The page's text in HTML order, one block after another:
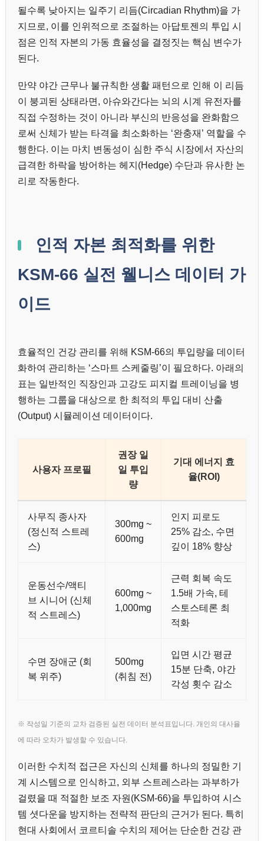
될수록 낮아지는 일주기 리듬(Circadian Rhythm)을 가
지므로, 이를 인위적으로 조절하는 아답토젠의 투입 시
점은 인적 자본의 가동 효율성을 결정짓는 핵심 변수가
된다.
만약 야간 근무나 불규칙한 생활 패턴으로 인해 이 리듬
이 붕괴된 상태라면, 아슈와간다는 뇌의 시계 유전자를
직접 수정하는 것이 아니라 부신의 반응성을 완화함으
로써 신체가 받는 타격을 최소화하는 ‘완충재’ 역할을 수
행한다. 이는 마치 변동성이 심한 주식 시장에서 자산의
급격한 하락을 방어하는 헤지(Hedge) 수단과 유사한 논
리로 작동한다.
인적 자본 최적화를 위한
KSM-66 실전 웰니스 데이터 가
이드
효율적인 건강 관리를 위해 KSM-66의 투입량을 데이터
화하여 관리하는 ‘스마트 스케줄링’이 필요하다. 아래의
표는 일반적인 직장인과 고강도 피지컬 트레이닝을 병
행하는 그룹을 대상으로 한 최적의 투입 대비 산출
(Output) 시뮬레이션 데이터이다.
사용자 프로필
권장 일
일 투입
량
기대 에너지 효
율(ROI)
사무직 종사자
(정신적 스트레
스)
300mg ~
600mg
인지 피로도
25% 감소, 수면
깊이 18% 향상
운동선수/액티
브 시니어 (신체
적 스트레스)
600mg ~
1,000mg
근력 회복 속도
1.5배 가속, 테
스토스테론 최
적화
수면 장애군 (회
복 위주)
500mg
(취침 전)
입면 시간 평균
15분 단축, 야간
각성 횟수 감소
※ 작성일 기준의 교차 검증된 실전 데이터 분석표입니다. 개인의 대사율
에 따라 오차가 발생할 수 있습니다.
이러한 수치적 접근은 자신의 신체를 하나의 정밀한 기
계 시스템으로 인식하고, 외부 스트레스라는 과부하가
걸렸을 때 적절한 보조 자원(KSM-66)을 투입하여 시스
템 셧다운을 방지하는 전략적 판단의 근거가 된다. 특히
현대 사회에서 코르티솔 수치의 제어는 단순한 건강 관